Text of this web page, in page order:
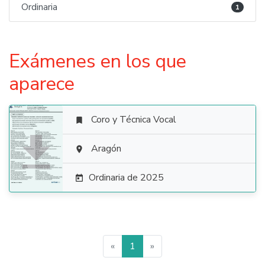
Ordinaria 1
Exámenes en los que
aparece

 Coro y Técnica Vocal
 Aragón
 Ordinaria de 2025
« 1 »